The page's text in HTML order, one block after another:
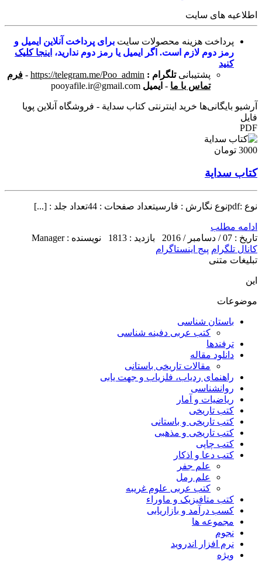
اطلاعیه های سایت
پرداخت هزینه محصولات سایت برای پرداخت آنلاین ایمیل و
رمز دوم لازم است. اگر ایمیل یا رمز دوم ندارید، اینجا کلیک
کنید
پشتیبانی تلگرام : https://telegram.me/Poo_admin
- فرم
تماس با ما - ایمیل pooyafile.ir@gmail.com
آرشیو بایگانی‌ها خرید اینترنتی کتاب سداية - فروشگاه آنلاین پویا
فایل
PDF
3000 تومان
کتاب سداية
نوع :pdfنوع نگارش : فارسیتعداد صفحات : 44تعداد جلد : [...]
ادامه مطلب
تاریخ : 07 / دسامبر / 2016
بازدید : 1813
نویسنده : Manager
کانال تلگرام پیج اینستاگرام
تبلیغات متنی
این
موضوعات
باستان شناسی
کتب عربی دفینه شناسی
ترفندها
دانلود مقاله
مقالات تاریخی باستانی
راهنمای ردیاب، فلزیاب و جهت یابی
روانشناسی
ریاضیات و آمار
کتب تاریخی
کتب تاریخی و باستانی
کتب تاریخی و مذهبی
کتب چاپی
کتب دعا و اذکار
علم جفر
علم رمل
کتب عربی علوم غریبه
کتب متافیزیک و ماوراء
کسب درآمد و بازاریابی
مجموعه ها
نجوم
نرم افزار اندروید
ویژه